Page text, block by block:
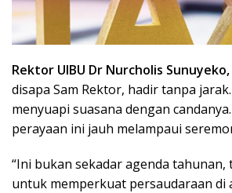
Rektor UIBU Dr Nurcholis Sunuyeko,
disapa Sam Rektor, hadir tanpa
menyuapi suasana dengan
perayaan ini jauh melampaui
“Ini bukan sekadar agenda
untuk memperkuat persaudaraan di